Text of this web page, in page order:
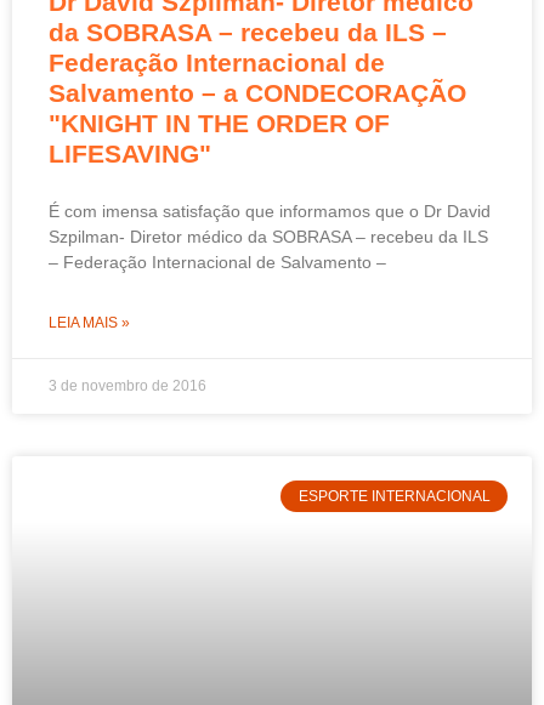
da SOBRASA – recebeu da ILS –
Federação Internacional de
Salvamento – a CONDECORAÇÃO
"KNIGHT IN THE ORDER OF
LIFESAVING"
É com imensa satisfação que informamos que o Dr David
Szpilman- Diretor médico da SOBRASA – recebeu da ILS
– Federação Internacional de Salvamento –
LEIA MAIS »
3 de novembro de 2016
ESPORTE INTERNACIONAL